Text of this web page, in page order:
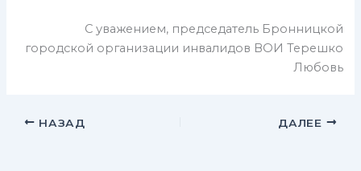
С уважением, председатель Бронницкой
городской организации инвалидов ВОИ Терешко
Любовь
НАЗАД ДАЛЕЕ